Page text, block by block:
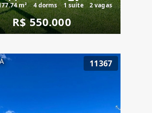
m² 4 dorms 1 suíte 2 vagas
R$ 550.000
11367